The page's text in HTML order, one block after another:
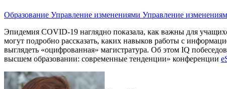
Образование Управление изменениями Управление
Эпидемия COVID-19 наглядно показала, как важны для
могут подробно рассказать, каких навыков работы с
выглядеть «оцифрованная» магистратура. Об этом IQ
высшем образовании: современные тенденции» конференции